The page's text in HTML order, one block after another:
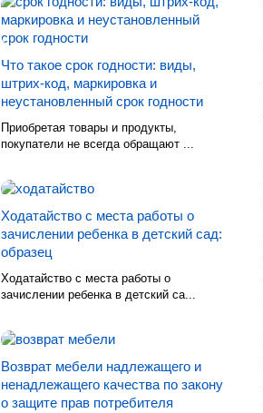
Что такое срок годности: виды,
штрих-код, маркировка и
неустановленный срок годности
Приобретая товары и продукты,
покупатели не всегда обращают ...
Ходатайство с места работы о
зачислении ребенка в детский сад:
образец
Ходатайство с места работы о
зачислении ребенка в детский са...
Возврат мебели надлежащего и
ненадлежащего качества по закону
о защите прав потребителя